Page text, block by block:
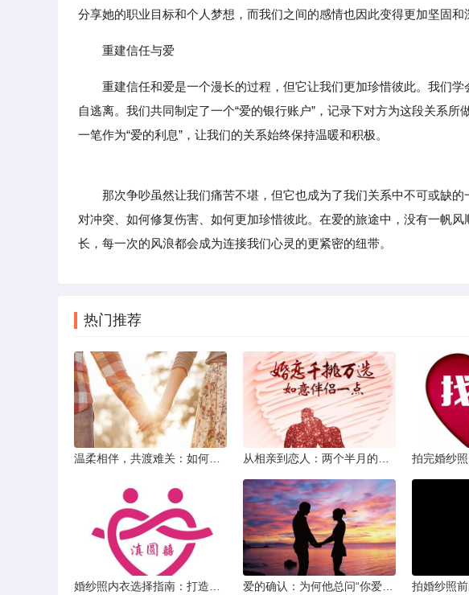
分享她的职业目标和个人梦想，而我们之间的感情也因此变得更加坚固和
重建信任与爱
重建信任和爱是一个漫长的过程，但它让我们更加珍惜彼此。我们
自逃离。我们共同制定了一个“爱的银行账户”，记录下对方为这段关系
一笔作为“爱的利息”，让我们的关系始终保持温暖和积极。
那次争吵虽然让我们痛苦不堪，但它也成为了我们关系中不可或缺
对冲突、如何修复伤害、如何更加珍惜彼此。在爱的旅途中，没有一帆
长，每一次的风浪都会成为连接我们心灵的更紧密的纽带。
热门推荐